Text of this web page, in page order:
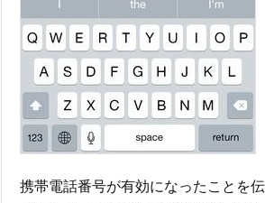
携帯電話番号が有効になったことを